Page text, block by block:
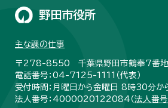
野田市役所
主な課の仕事
〒278-8550 千葉県野田市鶴奉7番地
電話番号：04-7125-1111（代表）
受付時間：月曜日から金曜日 8時30分か
法人番号：4000020122084（法人番号